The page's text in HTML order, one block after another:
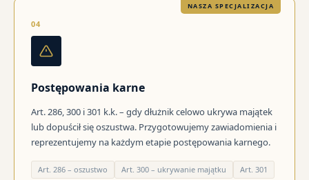
NASZA SPECJALIZACJA
04
Postępowania karne
Art. 286, 300 i 301 k.k. – gdy dłużnik celowo ukrywa majątek
lub dopuścił się oszustwa. Przygotowujemy zawiadomienia i
reprezentujemy na każdym etapie postępowania karnego.
Art. 286 – oszustwo Art. 300 – ukrywanie majątku Art. 301